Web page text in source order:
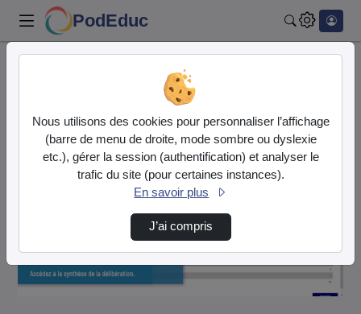
PodEduc
Tutoriel - BGT délibération du jury
Lire
la
Nous utilisons des cookies pour personnaliser l’affichage
(barre de menu de droite, mode sombre ou dyslexie
etc.), gérer la session (authentification) et analyser le
trafic du site (pour certaines instances).
En savoir plus
J’ai compris